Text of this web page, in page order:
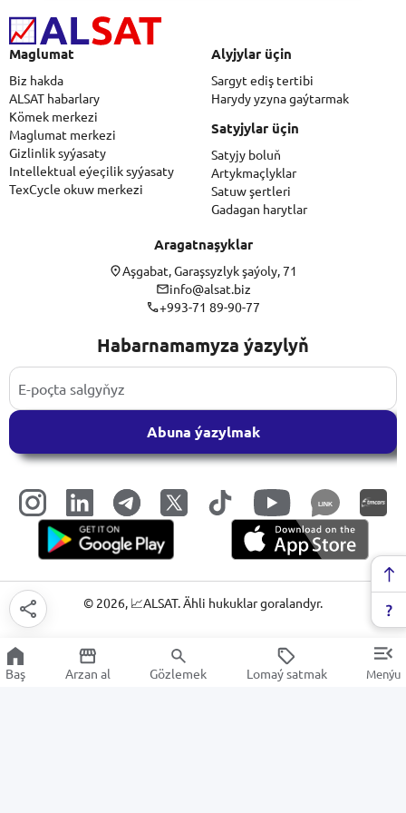
Maglumat
Biz hakda
ALSAT habarlary
Kömek merkezi
Maglumat merkezi
Gizlinlik syýasaty
Intellektual eýeçilik syýasaty
TexCycle okuw merkezi
Alyjylar üçin
Sargyt ediş tertibi
Harydy yzyna gaýtarmak
Satyjylar üçin
Satyjy boluň
Artykmaçlyklar
Satuw şertleri
Gadagan harytlar
Aragatnaşyklar
Aşgabat, Garaşsyzlyk şaýoly, 71
info@alsat.biz
+993-71 89-90-77
Habarnamamyza ýazylyň
Abuna ýazylmak
LINK
© 2026, 📈ALSAT. Ähli hukuklar goralandyr.
Baş Arzan al Gözlemek Lomaý satmak Menýu